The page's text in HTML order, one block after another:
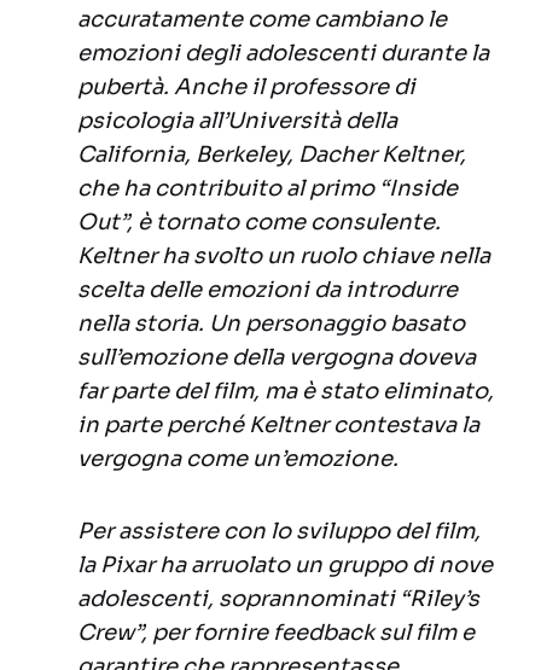
accuratamente come cambiano le
emozioni degli adolescenti durante la
pubertà. Anche il professore di
psicologia all’Università della
California, Berkeley, Dacher Keltner,
che ha contribuito al primo “Inside
Out”, è tornato come consulente.
Keltner ha svolto un ruolo chiave nella
scelta delle emozioni da introdurre
nella storia. Un personaggio basato
sull’emozione della vergogna doveva
far parte del film, ma è stato eliminato,
in parte perché Keltner contestava la
vergogna come un’emozione.
Per assistere con lo sviluppo del film,
la Pixar ha arruolato un gruppo di nove
adolescenti, soprannominati “Riley’s
Crew”, per fornire feedback sul film e